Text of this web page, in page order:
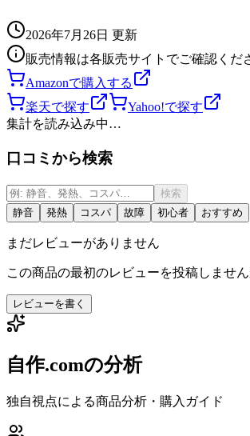
2026年7月26日 更新
販売情報は各販売サイトでご確認くだ
Amazonで購入する
楽天で探す
Yahoo!で探す
集計を読み込み中…
口コミから検索
検索
静音
発熱 コスパ 故障 初心者 おすすめ
まだレビューがありません
この商品の最初のレビューを投稿しません
レビューを書く
自作.comの分析
独自視点による商品分析・購入ガイド